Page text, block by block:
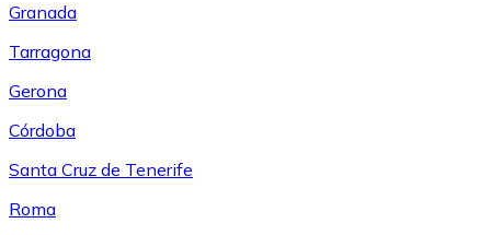
Granada
Tarragona
Gerona
Córdoba
Santa Cruz de Tenerife
Roma